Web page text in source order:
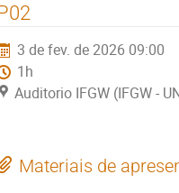
3 de fev. de 2026 09:00
1h
Auditorio IFGW (IFGW -
Materiais de